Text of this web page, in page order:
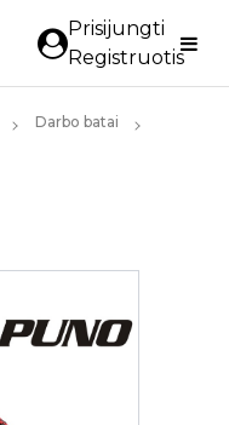
Prisijungti
Registruotis
Darbo batai